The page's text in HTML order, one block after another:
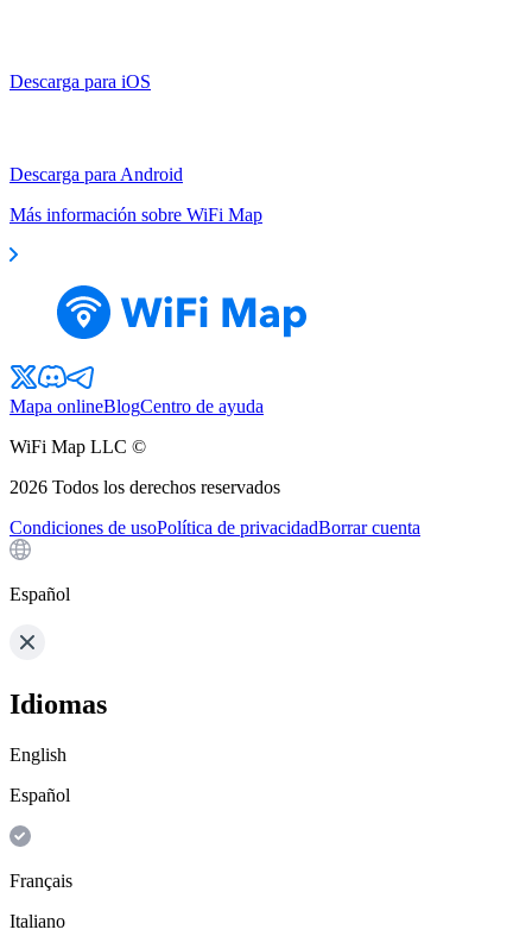
Descarga para iOS
Descarga para Android
Más información sobre WiFi Map
Mapa onlineBlogCentro de ayuda
WiFi Map LLC ©
2026 Todos los derechos reservados
Condiciones de usoPolítica de privacidadBorrar cuenta
Español
Idiomas
English
Español
Français
Italiano